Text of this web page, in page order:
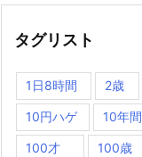
タグリスト
1日8時間 2歳
10円ハゲ 10年間
100才 100歳